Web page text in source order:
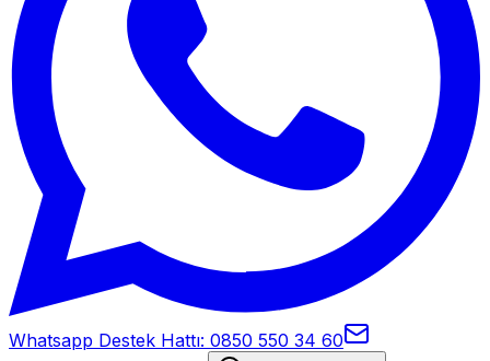
Whatsapp Destek Hattı: 0850 550 34 60